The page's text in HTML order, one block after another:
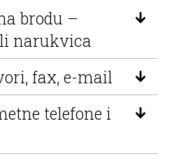
brodu –
narukvica
fax, e-mail
telefone i